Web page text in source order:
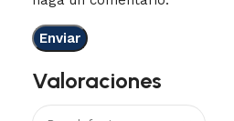
Valoraciones